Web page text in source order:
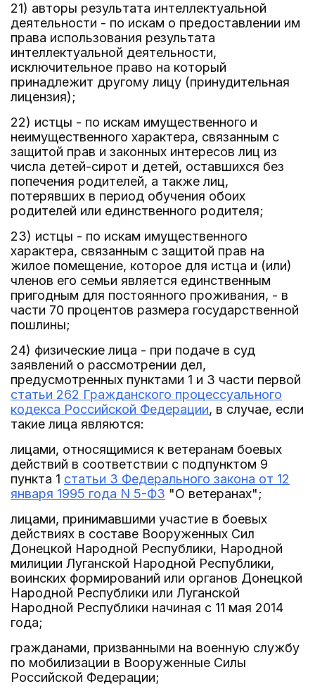
21) авторы результата интеллектуальной
деятельности - по искам о предоставлении им
права использования результата
интеллектуальной деятельности,
исключительное право на который
принадлежит другому лицу (принудительная
лицензия);
22) истцы - по искам имущественного и
неимущественного характера, связанным с
защитой прав и законных интересов лиц из
числа детей-сирот и детей, оставшихся без
попечения родителей, а также лиц,
потерявших в период обучения обоих
родителей или единственного родителя;
23) истцы - по искам имущественного
характера, связанным с защитой прав на
жилое помещение, которое для истца и (или)
членов его семьи является единственным
пригодным для постоянного проживания, - в
части 70 процентов размера государственной
пошлины;
24) физические лица - при подаче в суд
заявлений о рассмотрении дел,
предусмотренных пунктами 1 и 3 части первой
статьи 262 Гражданского процессуального
кодекса Российской Федерации, в случае, если
такие лица являются:
лицами, относящимися к ветеранам боевых
действий в соответствии с подпунктом 9
пункта 1 статьи 3 Федерального закона от 12
января 1995 года N 5-ФЗ "О ветеранах";
лицами, принимавшими участие в боевых
действиях в составе Вооруженных Сил
Донецкой Народной Республики, Народной
милиции Луганской Народной Республики,
воинских формирований или органов Донецкой
Народной Республики или Луганской
Народной Республики начиная с 11 мая 2014
года;
гражданами, призванными на военную службу
по мобилизации в Вооруженные Силы
Российской Федерации;